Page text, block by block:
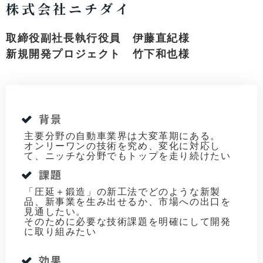
株式会社ニチダイ
取締役副社長執行役員 伊藤直紀様
新規開発プロジェクト 竹下和也様
背景
主要分野の自動車業界は大変革期にある。
オンリーワンの技術を究め、変化に対応し
て、ニッチな分野でもトップを走り続けたい
課題
「圧延＋鍛造」の新工法でどのような新製
品、新事業を生み出せるか、市場への出口を
見通したい。
そのために必要な技術課題を明確にして開発
に取り組みたい
効果